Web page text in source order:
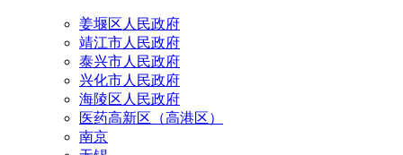
姜堰区人民政府
靖江市人民政府
泰兴市人民政府
兴化市人民政府
海陵区人民政府
医药高新区（高港区）
南京